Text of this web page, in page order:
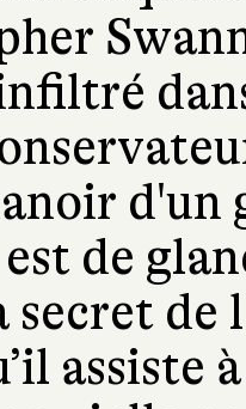
d'un
de
secret
assiste